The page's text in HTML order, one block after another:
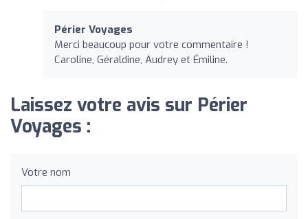
Périer Voyages
Merci beaucoup pour votre commentaire !
Caroline, Géraldine, Audrey et Émiline.
Laissez votre avis sur Périer
Voyages :
Votre nom